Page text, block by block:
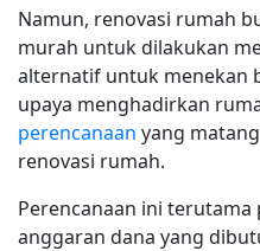
Namun, renovasi rumah
murah untuk dilakukan
alternatif untuk menekan
upaya menghadirkan
perencanaan yang
renovasi rumah.
Perencanaan ini terutama
anggaran dana yang